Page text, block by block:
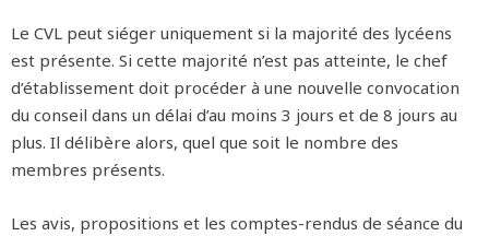
Le CVL peut siéger uniquement si la majorité des lycéens
est présente. Si cette majorité n’est pas atteinte, le chef
d’établissement doit procéder à une nouvelle convocation
du conseil dans un délai d’au moins 3 jours et de 8 jours au
plus. Il délibère alors, quel que soit le nombre des
membres présents.
Les avis, propositions et les comptes-rendus de séance du